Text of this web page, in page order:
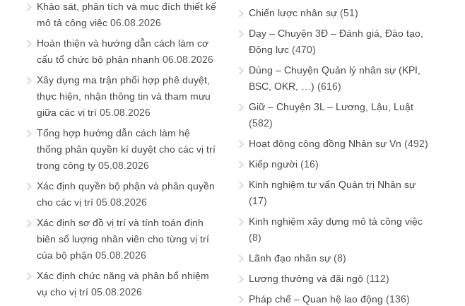
Khảo sát, phân tích và mục đích thiết kế
mô tả công việc 06.08.2026
Hoàn thiện và hướng dẫn cách làm cơ
cấu tổ chức bộ phận nhanh 06.08.2026
Xây dựng ma trận phối hợp phê duyệt,
thực hiện, nhận thông tin và tham mưu
giữa các vị trí 05.08.2026
Tổng hợp hướng dẫn cách làm hệ
thống phân quyền kí duyệt cho các vị trí
trong công ty 05.08.2026
Xác định quyền bộ phận và phân quyền
cho các vị trí 05.08.2026
Xác định sơ đồ vị trí và tính toán định
biên số lượng nhân viên cho từng vị trí
của bộ phận 05.08.2026
Xác định chức năng và phân bổ nhiệm
vụ cho vị trí 05.08.2026
Chiến lược nhân sự (51)
Dạy – Chuyện 3Đ – Đánh giá, Đào tạo,
Động lực (470)
Dùng – Chuyện Quản lý nhân sự (KPI,
BSC, OKR, …) (616)
Giữ – Chuyện 3L – Lương, Lậu, Luật
(582)
Hoạt động cộng đồng Nhân sự Vn (492)
Kiếp người (16)
Kinh nghiệm tư vấn Quản trị Nhân sự
(17)
Kinh nghiệm xây dựng mô tả công việc
(8)
Lãnh đạo nhân sự (8)
Lương thưởng và đãi ngộ (112)
Pháp chế – Quan hệ lao động (136)